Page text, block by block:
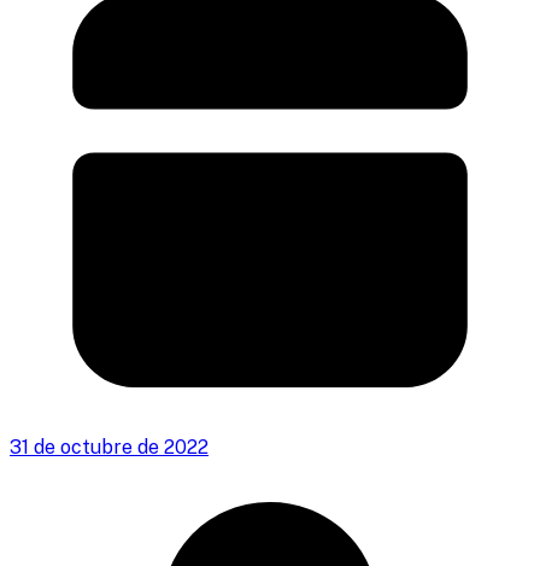
31 de octubre de 2022